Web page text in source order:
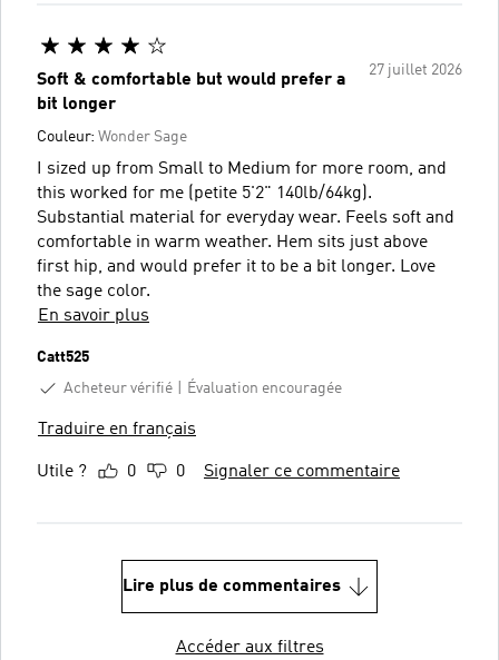
27 juillet 2026
Soft & comfortable but would prefer a
bit longer
Couleur: Wonder Sage
I sized up from Small to Medium for more room, and
this worked for me (petite 5'2" 140lb/64kg).
Substantial material for everyday wear. Feels soft and
comfortable in warm weather. Hem sits just above
first hip, and would prefer it to be a bit longer. Love
the sage color.
En savoir plus
Catt525
Acheteur vérifié
Évaluation encouragée
Traduire en français
Utile ? 0 0 Signaler ce commentaire
Lire plus de commentaires
Accéder aux filtres